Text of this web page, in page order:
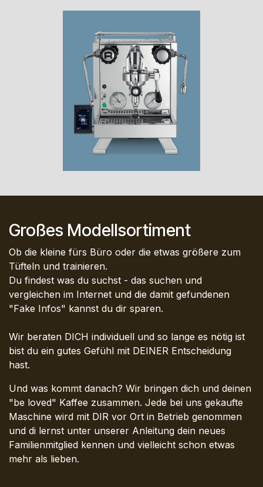
Großes Modellsortiment
Ob die kleine fürs Büro oder die etwas größere zum
Tüfteln und trainieren.
Du findest was du suchst - das suchen und
vergleichen im Internet und die damit gefundenen
"Fake Infos" kannst du dir sparen.
Wir beraten DICH individuell und so lange es nötig ist
bist du ein gutes Gefühl mit DEINER Entscheidung
hast.
Und was kommt danach? Wir bringen dich und deinen
"be loved" Kaffee zusammen. Jede bei uns gekaufte
Maschine wird mit DIR vor Ort in Betrieb genommen
und di lernst unter unserer Anleitung dein neues
Familienmitglied kennen und vielleicht schon etwas
mehr als lieben.